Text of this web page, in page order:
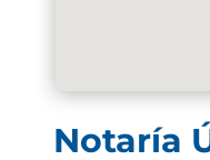
Notaría